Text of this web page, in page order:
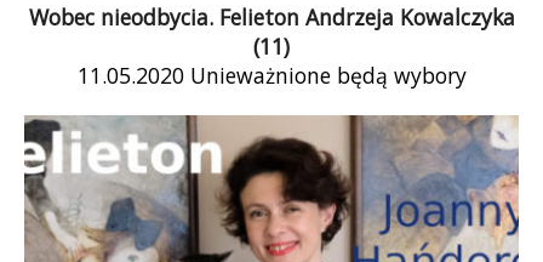
Wobec nieodbycia. Felieton Andrzeja Kowalczyka
(11)
11.05.2020 Unieważnione będą wybory
Nieważne staną się sprawy nieznanePrzesyłki
niewysłaneKsiążki nieczytane Unieważni się to,
czego nie byłoCo […]